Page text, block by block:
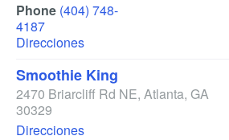
Phone (404) 748-
4187
Direcciones
Smoothie King
2470 Briarcliff Rd NE, Atlanta, GA
30329
Direcciones